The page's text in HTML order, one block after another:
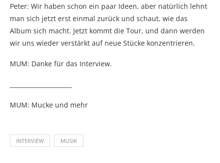
Peter: Wir haben schon ein paar Ideen, aber natürlich lehnt
man sich jetzt erst einmal zurück und schaut, wie das
Album sich macht. Jetzt kommt die Tour, und dann werden
wir uns wieder verstärkt auf neue Stücke konzentrieren.
MUM: Danke für das Interview.
MUM: Mucke und mehr
INTERVIEW MUSIK